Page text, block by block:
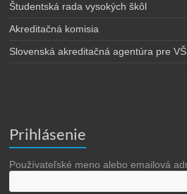
Študentská rada vysokých škôl
Akreditačná komisia
Slovenská akreditačná agentúra pre VŠ
Prihlásenie
Používateľské meno alebo emailová